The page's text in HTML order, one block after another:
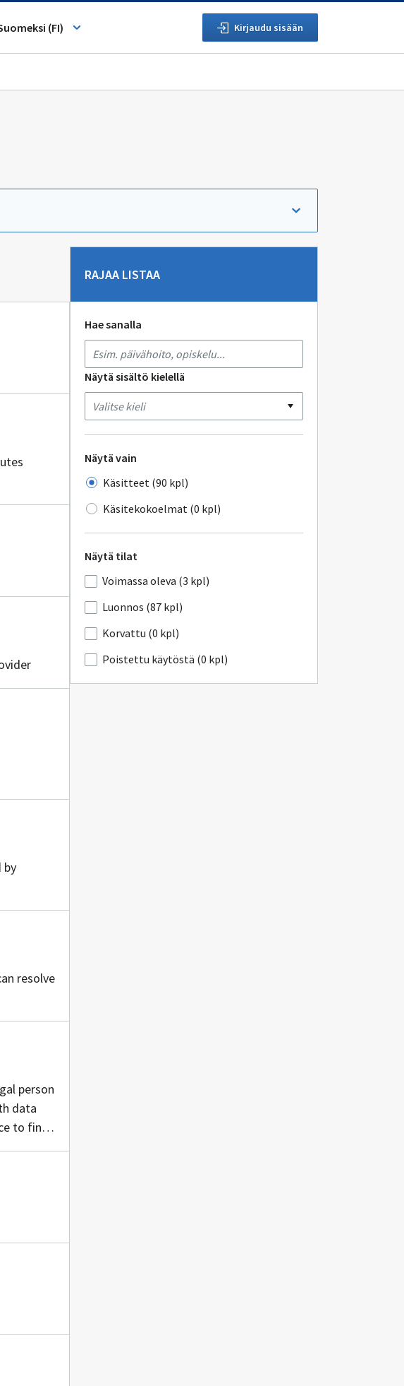
(FI) Kirjaudu sisään
RAJAA LISTAA
Hae sanalla
Näytä sisältö kielellä
Näytä vain
Käsitteet (90 kpl)
Käsitekokoelmat (0 kpl)
Näytä tilat
Voimassa oleva (3 kpl)
Luonnos (87 kpl)
Korvattu (0 kpl)
Poistettu käytöstä (0 kpl)
by
resolve
person
data
to find